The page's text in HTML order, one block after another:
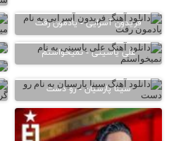
فریدون آسرایی - یادمون رفت
علی یاسینی - نمیخواستم
سینا پارسیان - رو دست